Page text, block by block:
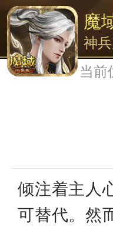
魔
神
当前
倾注着主人
可替代。然